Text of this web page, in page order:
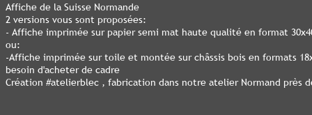
Affiche de la Suisse Normande
2 versions vous sont proposées:
- Affiche imprimée sur papier semi mat haute qualité en format
ou:
-Affiche imprimée sur toile et montée sur châssis bois en formats
besoin d'acheter de cadre
Création #atelierblec , fabrication dans notre atelier Normand près